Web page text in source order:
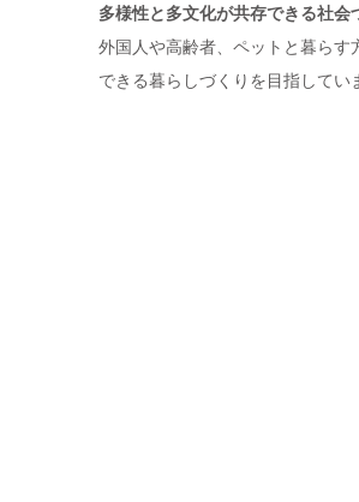
多様性と多文化が共存できる社会
外国人や高齢者、ペットと暮らす
できる暮らしづくりを目指してい